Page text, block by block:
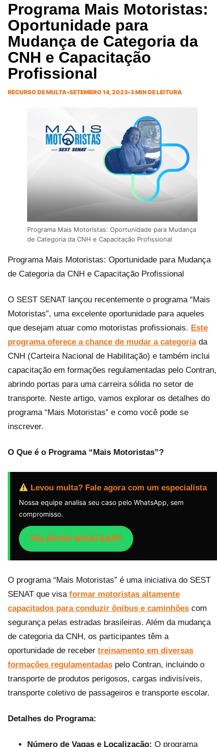
Programa Mais Motoristas:
Oportunidade para
Mudança de Categoria da
CNH e Capacitação
Profissional
RECURSO DE MULTA•SETEMBRO 14, 2023•3 MIN DE LEITURA
Programa Mais Motoristas: Oportunidade para Mudança
de Categoria da CNH e Capacitação Profissional
Programa Mais Motoristas: Oportunidade para Mudança
de Categoria da CNH e Capacitação Profissional
O SEST SENAT lançou recentemente o programa “Mais
Motoristas”, uma excelente oportunidade para aqueles
que desejam atuar como motoristas profissionais. Este
programa oferece a chance de mudar a categoriada
CNH (Carteira Nacional de Habilitação) e também inclui
capacitação em formações regulamentadas pelo Contran,
abrindo portas para uma carreira sólida no setor de
transporte. Neste artigo, vamos explorar os detalhes do
programa “Mais Motoristas” e como você pode se
inscrever.
O Que é o Programa “Mais Motoristas”?
Levou multa? Fale agora com um especialista
Nossa equipe analisa seu caso pelo WhatsApp, sem
compromisso.
FALAR NO WHATSAPP
O programa “Mais Motoristas” é uma iniciativa do SEST
SENAT que visa formar motoristas altamente
capacitados para conduzir ônibus e caminhões com
segurança pelas estradas brasileiras. Além da mudança
de categoria da CNH, os participantes têm a
oportunidade de receber treinamento em diversas
formações regulamentadas pelo Contran, incluindo o
transporte de produtos perigosos, cargas indivisíveis,
transporte coletivo de passageiros e transporte escolar.
Detalhes do Programa:
Número de Vagas e Localização: O programa